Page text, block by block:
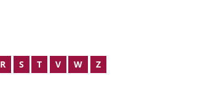
R S T V W Z